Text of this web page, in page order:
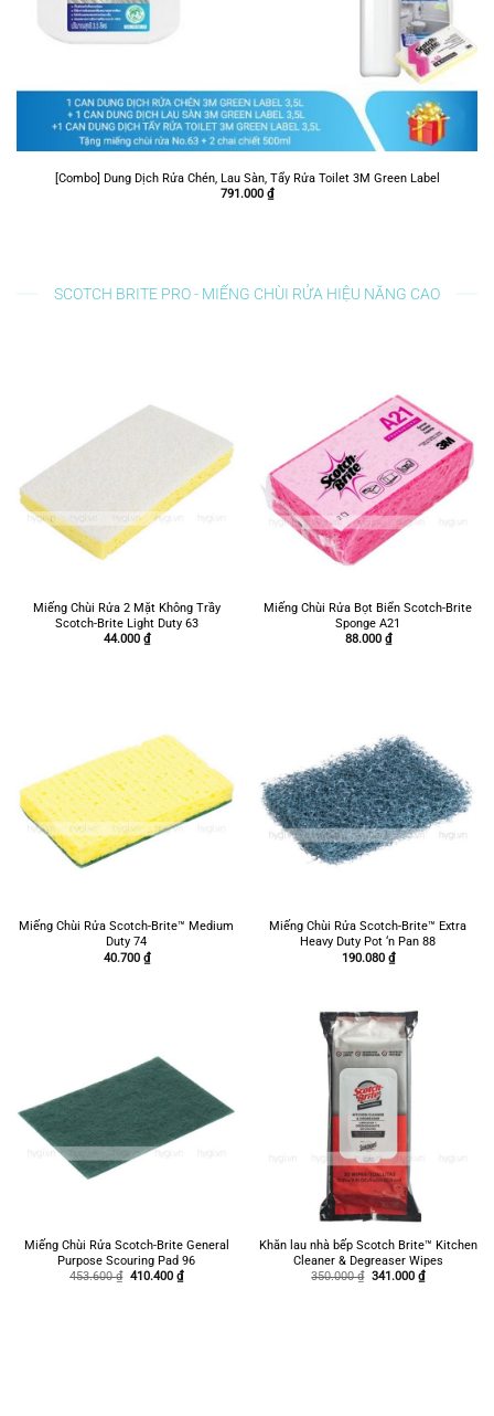
[Combo] Dung Dịch Rửa Chén, Lau Sàn, Tẩy Rửa Toilet 3M Green Label
791.000 ₫
SCOTCH BRITE PRO - MIẾNG CHÙI RỬA HIỆU NĂNG CAO
Miếng Chùi Rửa 2 Mặt Không Trầy
Scotch-Brite Light Duty 63
44.000 ₫
Miếng Chùi Rửa Bọt Biển Scotch-Brite
Sponge A21
88.000 ₫
Miếng Chùi Rửa Scotch-Brite™ Medium
Duty 74
40.700 ₫
Miếng Chùi Rửa Scotch-Brite™ Extra
Heavy Duty Pot ‘n Pan 88
190.080 ₫
Miếng Chùi Rửa Scotch-Brite General
Purpose Scouring Pad 96
453.600₫ Giá
410.400 ₫Giá
hiện
Khăn lau nhà bếp Scotch Brite™ Kitchen
Cleaner & Degreaser Wipes
350.000₫ Giá
341.000 ₫Giá
hiện